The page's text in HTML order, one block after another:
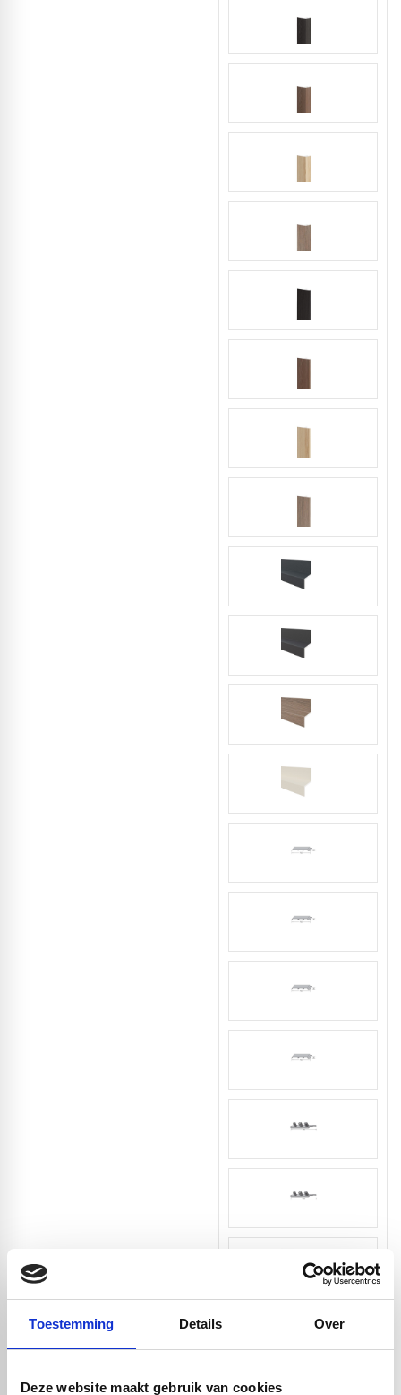
Toestemming Details Over
Deze website maakt gebruik van cookies